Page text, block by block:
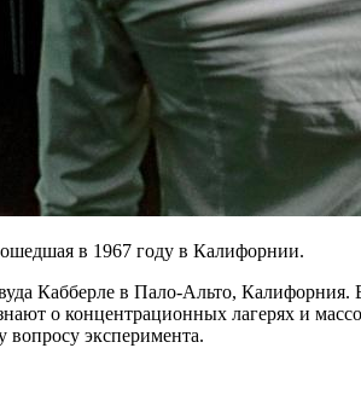
в 1967 году в Калифорнии.
Кабберле в Пало-Альто,
о концентрационных лагерях и
эксперимента.